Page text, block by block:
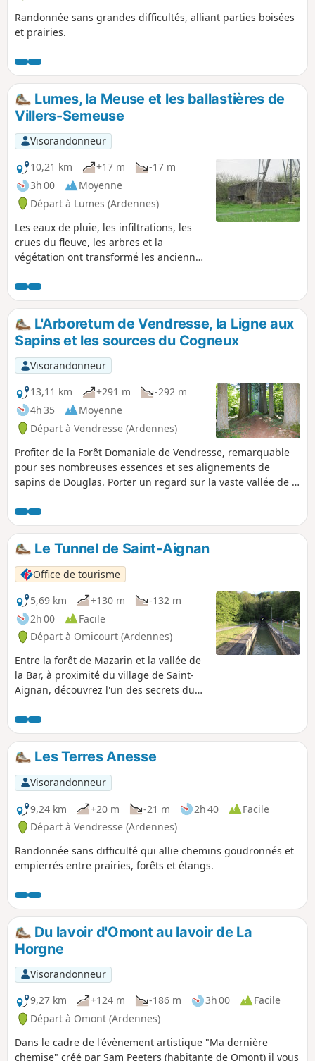
Randonnée sans grandes difficultés, alliant parties boisées
et prairies.
Lumes, la Meuse et les ballastières de
Villers-Semeuse
Visorandonneur
10,21 km
+17 m
-17 m
3h 00
Moyenne
Départ à Lumes (Ardennes)
Les eaux de pluie, les infiltrations, les
crues du fleuve, les arbres et la
végétation ont transformé les anciennes
agréable, dans un dédale de sentiers
longeant des étangs plus beaux les uns
que les autres, côtoyant la Meuse avec
de très jolis paysages en toile de fond et
la rumeur paisible des activités
humaines alentour.
L'Arboretum de Vendresse, la Ligne aux
Sapins et les sources du Cogneux
Visorandonneur
13,11 km
+291 m
-292 m
4h 35
Moyenne
Départ à Vendresse (Ardennes)
Profiter de la Forêt Domaniale de Vendresse, remarquable
pour ses nombreuses essences et ses alignements de
sapins de Douglas. Porter un regard sur la vaste vallée de la
Omicourt. Remonter pour retrouver ensuite la vallée de la
Bar. Cheminer le long du Rouge Cogneux et découvrir ses
sources résurgentes. Retrouver la "Domaniale".
Le Tunnel de Saint-Aignan
Office de tourisme
5,69 km
+130 m
-132 m
2h 00
Facile
Départ à Omicourt (Ardennes)
Entre la forêt de Mazarin et la vallée de
la Bar, à proximité du village de Saint-
Aignan, découvrez l'un des secrets du
détours passe sous la montagne. Une
belle petite balade à faire en famille en
faisant ououhhhh pour faire résonner
l'écho dans le tunnel fluvial.
Les Terres Anesse
Visorandonneur
9,24 km
+20 m -21 m 2h 40
Facile
Départ à Vendresse (Ardennes)
Randonnée sans difficulté qui allie chemins goudronnés et
empierrés entre prairies, forêts et étangs.
Du lavoir d'Omont au lavoir de La
Horgne
Visorandonneur
9,27 km
+124 m -186 m 3h 00
Facile
Départ à Omont (Ardennes)
Dans le cadre de l'évènement artistique "Ma dernière
chemise" créé par Sam Peeters (habitante de Omont) il vous